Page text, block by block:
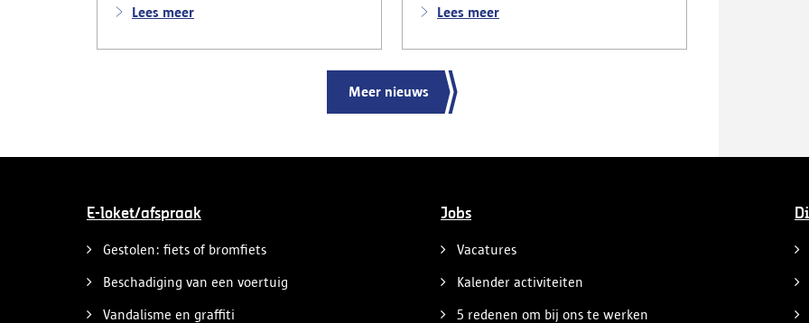
teruggevonden en zestien voertuigen zijn
arresteerde de politie ook drie
Lees meer
vaststellingen van inbreuken. De politie
melding hadden gemaakt van het
verkeershinder die dat als gevolg had.
Lees meer
Meer nieuws
E-loket/afspraak
Gestolen: fiets of bromfiets
Beschadiging van een voertuig
Vandalisme en graffiti
Jobs
Vacatures
Kalender activiteiten
5 redenen om bij ons te werken